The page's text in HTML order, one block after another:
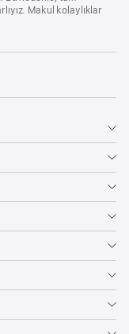
Makul kolaylıklar